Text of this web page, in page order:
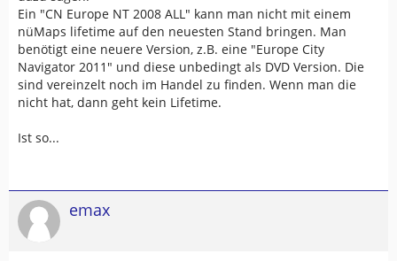
Ein "CN Europe NT 2008 ALL" kann man nicht mit einem
nüMaps lifetime auf den neuesten Stand bringen. Man
benötigt eine neuere Version, z.B. eine "Europe City
Navigator 2011" und diese unbedingt als DVD Version. Die
sind vereinzelt noch im Handel zu finden. Wenn man die
nicht hat, dann geht kein Lifetime.
Ist so...
emax